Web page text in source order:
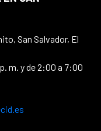
San Salvador, El
m. y de 2:00 a 7:00